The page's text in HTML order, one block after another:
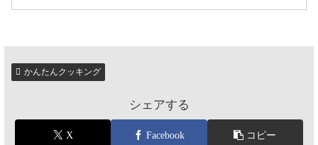
かんたんクッキング
シェアする
X Facebook コピー